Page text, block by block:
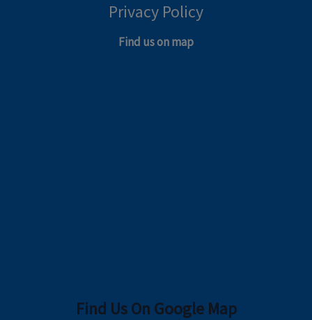
Privacy Policy
Find us on map
Find Us On Google Map